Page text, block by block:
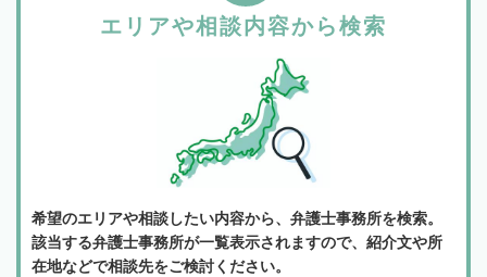
エリアや相談内容から検索
希望のエリアや相談したい内容から、弁護士事務所を検索。
該当する弁護士事務所が一覧表示されますので、紹介文や所
在地などで相談先をご検討ください。